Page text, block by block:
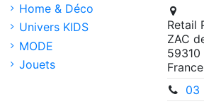
Home & Déco
Univers KIDS
MODE
Jouets
Retail
ZAC
59310
France
03